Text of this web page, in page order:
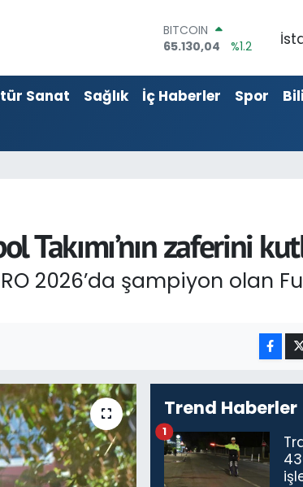
DOLAR
47,7106
%0.17
55,1652
%0.27
STERLİN
Sanat Sağlık İç Haberler Spor
zaferini
2026’da şampiyon olan
Trend Haberler
1